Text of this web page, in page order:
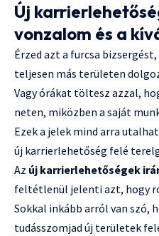
Új
vonzalom és a
Érzed azt a furcsa
teljesen más területen
Vagy órákat töltesz azzal,
neten, miközben a saját
Ezek a jelek mind arra
új karrierlehetőség felé
Az új karrierlehetőségek
feltétlenül jelenti azt, hogy
Sokkal inkább arról van szó,
tudásszomjad új területek